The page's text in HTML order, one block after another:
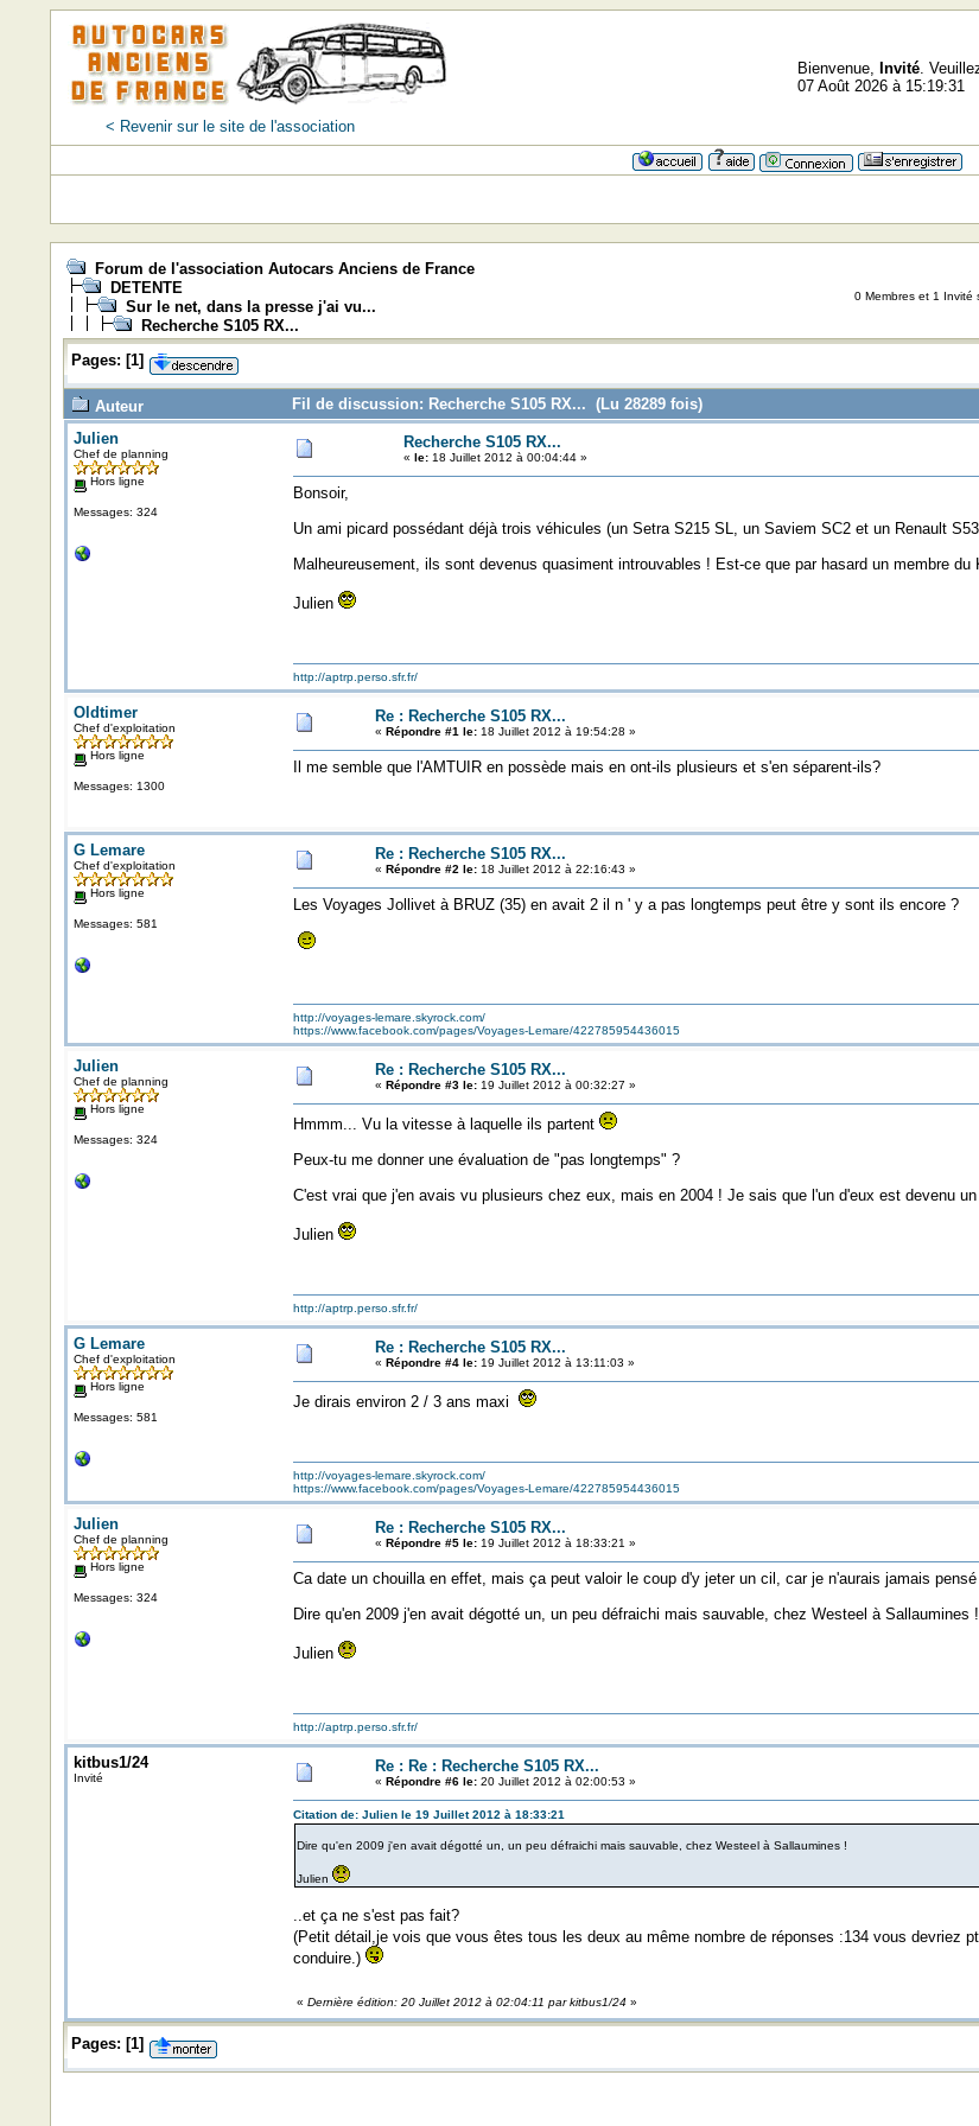
< Revenir sur le site de l'association
Bienvenue, Invité.
07 Août 2026 à 15:19:31
Forum de l'association Autocars Anciens de France
DETENTE
Sur le net, dans la presse j'ai vu...
Recherche S105 RX...
0 Membres et 1 Invité
Pages: [1]
Auteur
Fil de discussion: Recherche S105 RX... (Lu 28289 fois)
Julien
Chef de planning
Hors ligne
Messages: 324
Recherche S105 RX...
« le:18 Juillet 2012 à 00:04:44 »
Bonsoir,
Un ami picard possédant déjà trois véhicules (un Setra S215 SL, un Saviem SC2 et un Renault
Malheureusement, ils sont devenus quasiment introuvables ! Est-ce que par hasard un membre
Julien
http://aptrp.perso.sfr.fr/
Oldtimer
Chef d'exploitation
Hors ligne
Messages: 1300
Re : Recherche S105 RX...
« Répondre #1 le:18 Juillet 2012 à 19:54:28 »
Il me semble que l'AMTUIR en possède mais en ont-ils plusieurs et s'en séparent-ils?
G Lemare
Chef d'exploitation
Hors ligne
Messages: 581
Re : Recherche S105 RX...
« Répondre #2 le:18 Juillet 2012 à 22:16:43 »
Les Voyages Jollivet à BRUZ (35) en avait 2 il n ' y a pas longtemps peut être y sont ils encore ?
http://voyages-lemare.skyrock.com/
https://www.facebook.com/pages/Voyages-Lemare/422785954436015
Julien
Chef de planning
Hors ligne
Messages: 324
Re : Recherche S105 RX...
« Répondre #3 le:19 Juillet 2012 à 00:32:27 »
Hmmm... Vu la vitesse à laquelle ils partent
Peux-tu me donner une évaluation de "pas longtemps" ?
C'est vrai que j'en avais vu plusieurs chez eux, mais en 2004 ! Je sais que l'un d'eux est devenu
Julien
http://aptrp.perso.sfr.fr/
G Lemare
Chef d'exploitation
Hors ligne
Messages: 581
Re : Recherche S105 RX...
« Répondre #4 le:19 Juillet 2012 à 13:11:03 »
Je dirais environ 2 / 3 ans maxi
http://voyages-lemare.skyrock.com/
https://www.facebook.com/pages/Voyages-Lemare/422785954436015
Julien
Chef de planning
Hors ligne
Messages: 324
Re : Recherche S105 RX...
« Répondre #5 le:19 Juillet 2012 à 18:33:21 »
Ca date un chouilla en effet, mais ça peut valoir le coup d'y jeter un cil, car je n'aurais jamais
Dire qu'en 2009 j'en avait dégotté un, un peu défraichi mais sauvable, chez Westeel à Sallaumines !
Julien
http://aptrp.perso.sfr.fr/
kitbus1/24
Invité
Re : Re : Recherche S105 RX...
« Répondre #6 le:20 Juillet 2012 à 02:00:53 »
Citation de: Julien le 19 Juillet 2012 à 18:33:21
Dire qu'en 2009 j'en avait dégotté un, un peu défraichi mais sauvable, chez Westeel à Sallaumines !
Julien
..et ça ne s'est pas fait?
(Petit détail,je vois que vous êtes tous les deux au même nombre de réponses :134 vous devriez
conduire.)
« Dernière édition: 20 Juillet 2012 à 02:04:11 par kitbus1/24 »
Pages: [1]